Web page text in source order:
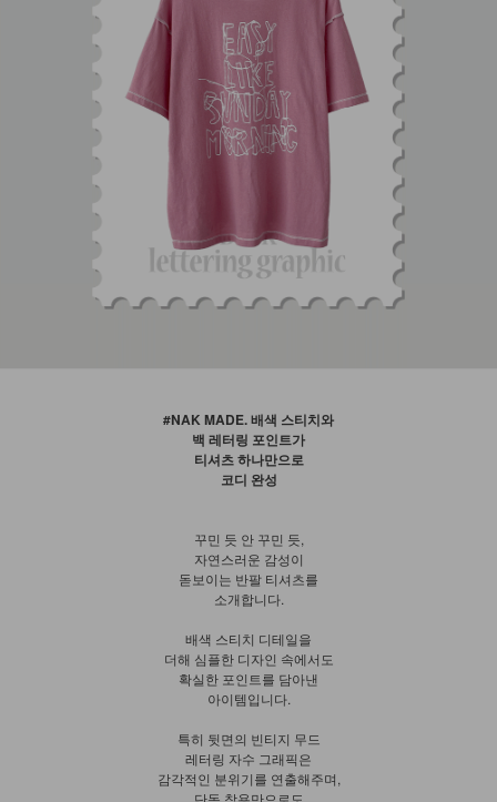
#NAK MADE. 배색 스티치와
백 레터링 포인트가
티셔츠 하나만으로
코디 완성
꾸민 듯 안 꾸민 듯,
자연스러운 감성이
돋보이는 반팔 티셔츠를
소개합니다.
배색 스티치 디테일을
더해 심플한 디자인 속에서도
확실한 포인트를 담아낸
아이템입니다.
특히 뒷면의 빈티지 무드
레터링 자수 그래픽은
감각적인 분위기를 연출해주며,
단독 착용만으로도